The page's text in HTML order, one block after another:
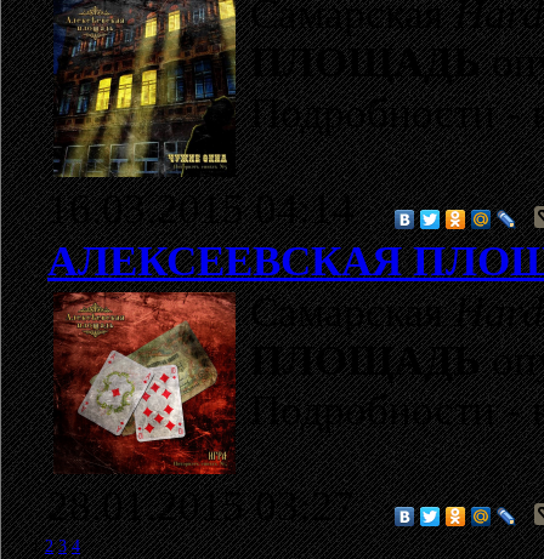
Самарская
ПЛОЩАДЬ
Подробности -
16.03.2015 04:14
АЛЕКСЕЕВСКАЯ
Самарская
ПЛОЩАДЬ
Подробности -
28.01.2015 03:27
1 2 3 4